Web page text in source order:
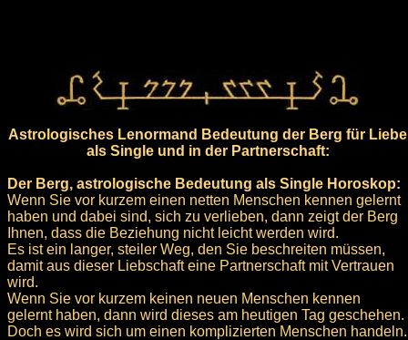
Astrologisches Lenormand Bedeutung der Berg für Liebe
als Single und in der Partnerschaft:
Der Berg, astrologische Bedeutung als Single Horoskop:
Wenn Sie vor kurzem einen netten Menschen kennen gelernt
haben und dabei sind, sich zu verlieben, dann zeigt der Berg
Ihnen, dass die Beziehung nicht leicht werden wird.
Es ist ein langer, steiler Weg, den Sie beschreiten müssen,
damit aus dieser Liebschaft eine Partnerschaft mit Vertrauen
wird.
Wenn Sie vor kurzem keinen neuen Menschen kennen
gelernt haben, dann wird dieses am heutigen Tag geschehen.
Doch es wird sich um einen komplizierten Menschen handeln.